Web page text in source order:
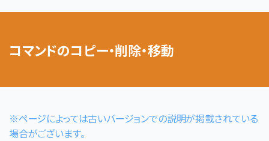
コマンドのコピー・削除・移動
※ページによっては古いバージョンでの説明が掲載されている
場合がございます。